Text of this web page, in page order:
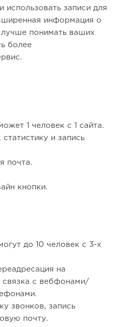
использовать записи для
информация о
лучше понимать ваших
более
1 человек с 1 сайта.
и запись
почта.
кнопки.
до 10 человек с 3-х
на
связка с вебфонами/
звонков, запись
почту.